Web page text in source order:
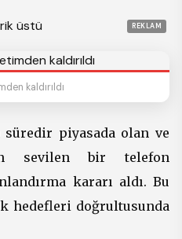
REKLAM
kaldırıldı
piyasada olan ve
sevilen bir telefon
kararı aldı. Bu
hedefleri doğrultusunda